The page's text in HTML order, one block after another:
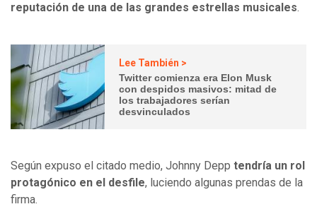
reputación de una de las grandes estrellas musicales.
Lee También >
Twitter comienza era Elon Musk
con despidos masivos: mitad de
los trabajadores serían
desvinculados
Según expuso el citado medio, Johnny Depp tendría un rol
protagónico en el desfile, luciendo algunas prendas de la
firma.